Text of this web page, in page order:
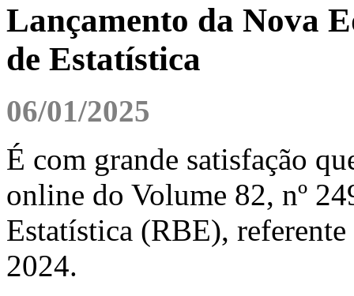
Lançamento da Nova
de Estatística
06/01/2025
É com grande satisfação
online do Volume 82, nº
Estatística (RBE),
2024.